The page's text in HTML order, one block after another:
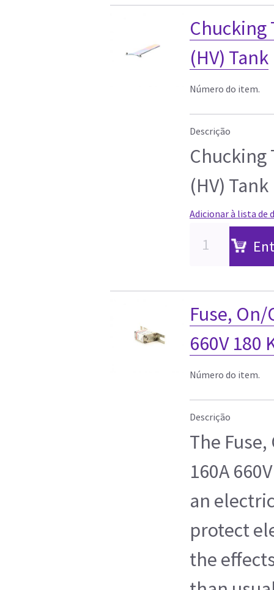
Chucking
(HV) Tank
Número do item.
Descrição
Chucking
(HV) Tank
Adicionar à lista de
Fuse, On/
660V 180
Número do item.
Descrição
The Fuse,
160A
an
protect
the